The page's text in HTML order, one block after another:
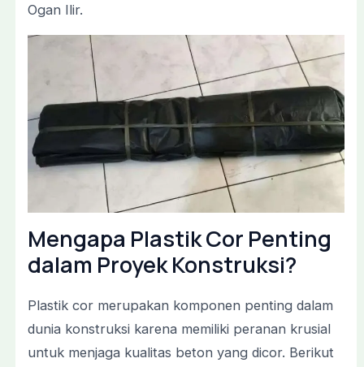
Ogan Ilir.
Mengapa Plastik Cor Penting
dalam Proyek Konstruksi?
Plastik cor merupakan komponen penting dalam
dunia konstruksi karena memiliki peranan krusial
untuk menjaga kualitas beton yang dicor. Berikut